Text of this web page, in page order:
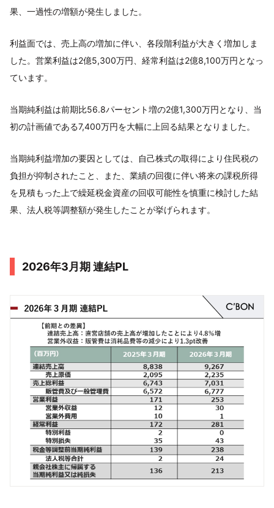
果、一過性の増額が発生しました。
利益面では、売上高の増加に伴い、各段階利益が大きく増加しま
した。営業利益は2億5,300万円、経常利益は2億8,100万円となっ
ています。
当期純利益は前期比56.8パーセント増の2億1,300万円となり、当
初の計画値である7,400万円を大幅に上回る結果となりました。
当期純利益増加の要因としては、自己株式の取得により住民税の
負担が抑制されたこと、また、業績の回復に伴い将来の課税所得
を見積もった上で繰延税金資産の回収可能性を慎重に検討した結
果、法人税等調整額が発生したことが挙げられます。
2026年3月期 連結PL